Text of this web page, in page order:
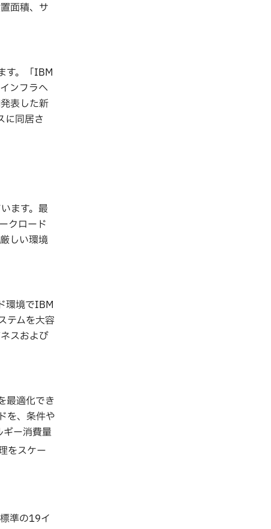
面積、サ
す。「IBM
ンフラへ
表した新
に同居さ
ます。最
クロード
しい環境
環境でIBM
テムを大容
スおよび
最適化でき
を、条件や
ー消費量
をスケー
準の19イ